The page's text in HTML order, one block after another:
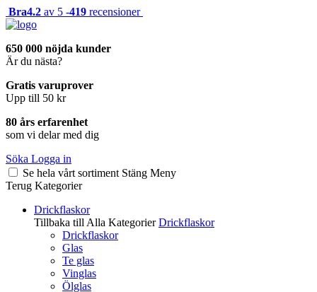
Bra4.2 av 5 -419 recensioner
650 000 nöjda kunder
Är du nästa?
Gratis varuprover
Upp till 50 kr
80 års erfarenhet
som vi delar med dig
Söka Logga in
Se hela vårt sortiment Stäng Meny
Terug Kategorier
Drickflaskor
Tillbaka till Alla Kategorier Drickflaskor
Drickflaskor
Glas
Te glas
Vinglas
Ölglas